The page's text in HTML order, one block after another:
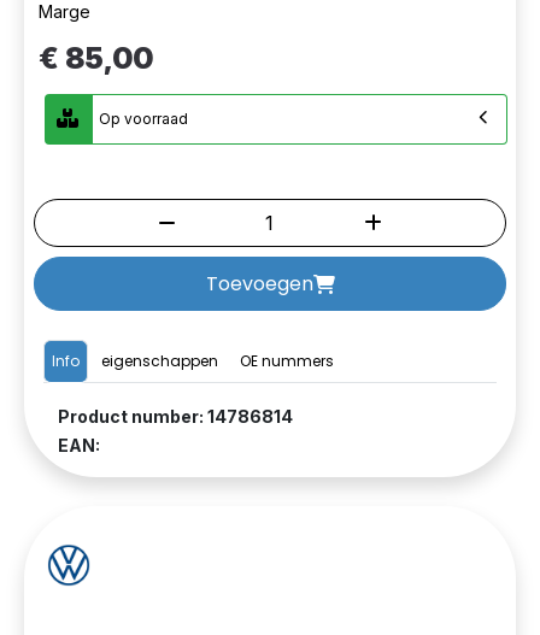
Info eigenschappen OE nummers
Product number: 14786814
EAN:
Marge
€ 85,00
Op voorraad
Toevoegen